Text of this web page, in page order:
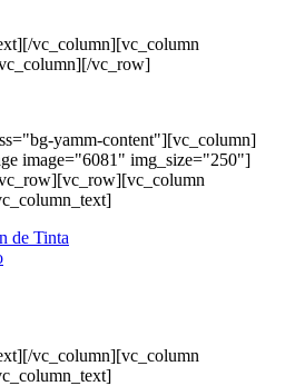
vc_column][vc_column
vc_row]
yamm-content"][vc_column]
image="6081" img_size="250"]
de Tinta
vc_column][vc_column